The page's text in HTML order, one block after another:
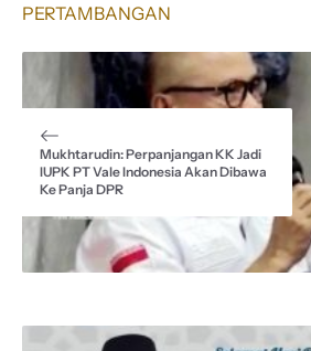
b
o
s
A
p
g
r
m
d
s
PERTAMBANGAN
Mukhtarudin: Perpanjangan KK Jadi
IUPK PT Vale Indonesia Akan Dibawa
Ke Panja DPR